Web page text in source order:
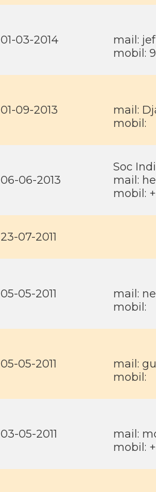
01-03-2014 mail:
mobil:
01-09-2013 mail:
mobil:
06-06-2013
Soc
mail:
mobil:
23-07-2011
05-05-2011 mail:
mobil:
05-05-2011 mail:
mobil:
03-05-2011 mail:
mobil: